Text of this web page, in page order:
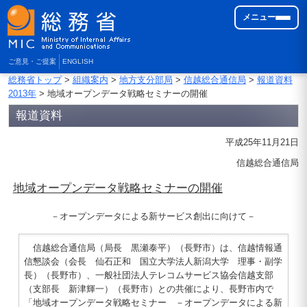
ご意見・ご提案 ENGLISH
メニュー
総務省トップ> 組織案内 > 地方支分部局 > 信越総合通信局 > 報道資料
2013年> 地域オープンデータ戦略セミナーの開催
報道資料
平成25年11月21日
信越総合通信局
地域オープンデータ戦略セミナーの開催
－オープンデータによる新サービス創出に向けて－
信越総合通信局（局長 黒瀬泰平）（長野市）は、信越情報通
信懇談会（会長 仙石正和 国立大学法人新潟大学 理事・副学
長）（長野市）、一般社団法人テレコムサービス協会信越支部
（支部長 新津輝一）（長野市）との共催により、長野市内で
「地域オープンデータ戦略セミナー －オープンデータによる新